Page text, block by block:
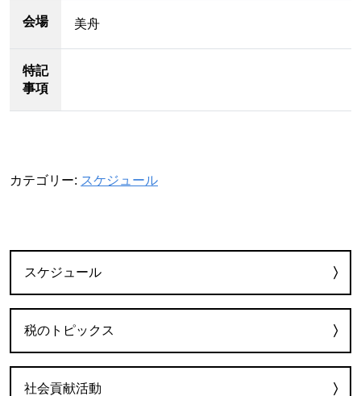
会場 美舟
特記
事項
カテゴリー: スケジュール
スケジュール
税のトピックス
社会貢献活動